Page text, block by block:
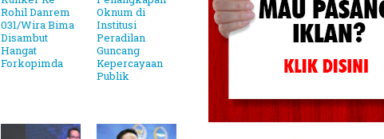
Rohil Danrem
031/Wira Bima
Disambut
Hangat
Forkopimda
Oknum di
Institusi
Peradilan
Guncang
Kepercayaan
Publik